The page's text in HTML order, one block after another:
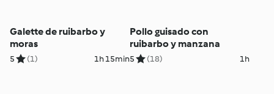
Galette de ruibarbo y
moras
5 (1) 1h 15min
Pollo guisado con
ruibarbo y manzana
5 (18) 1h